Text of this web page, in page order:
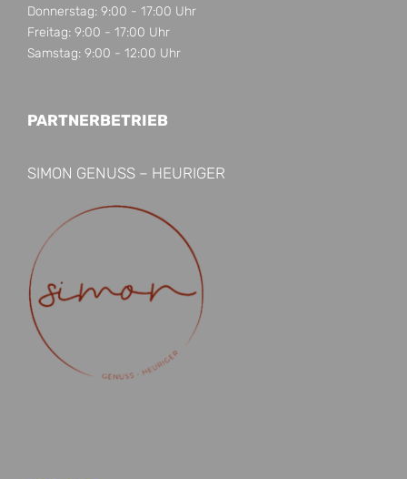
Donnerstag: 9:00 - 17:00 Uhr
Freitag: 9:00 - 17:00 Uhr
Samstag: 9:00 - 12:00 Uhr
PARTNERBETRIEB
SIMON GENUSS – HEURIGER